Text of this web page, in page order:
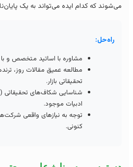
که کدام ایده می‌تواند به یک پایان‌نامه
راه‌حل:
مشاوره با اساتید متخصص و با
مطالعه عمیق مقالات روز،
تحقیقاتی بازار.
ادبیات موجود.
توجه به نیازهای واقعی شرکت‌ها و
کنونی.